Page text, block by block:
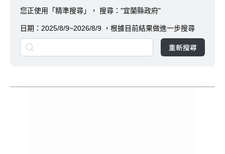
您正使用「精準搜尋」， 搜尋："宜蘭縣政府"
日期： 2025/8/9~2026/8/9 ，根據目前結果做進一步搜尋
重新搜尋